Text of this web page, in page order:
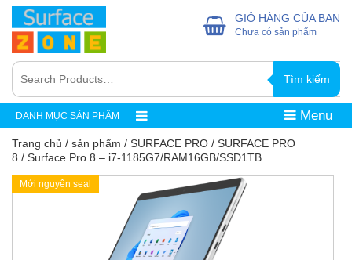
Tìm kiếm
GIỎ HÀNG CỦA BẠN
Chưa có sản phẩm
DANH MỤC SẢN PHẨM Menu
Trang chủ / sản phẩm / SURFACE PRO / SURFACE PRO
8 / Surface Pro 8 – i7-1185G7/RAM16GB/SSD1TB
Mới nguyên seal